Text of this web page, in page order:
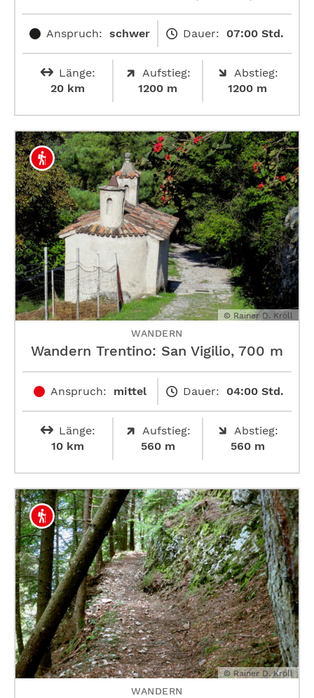
Anspruch: schwer Dauer: 07:00 Std.
Länge:
20 km
Aufstieg:
1200 m
Abstieg:
1200 m
© Rainer D. Kröll
WANDERN
Wandern Trentino: San Vigilio, 700 m
Anspruch: mittel Dauer: 04:00 Std.
Länge:
10 km
Aufstieg:
560 m
Abstieg:
560 m
© Rainer D. Kröll
WANDERN